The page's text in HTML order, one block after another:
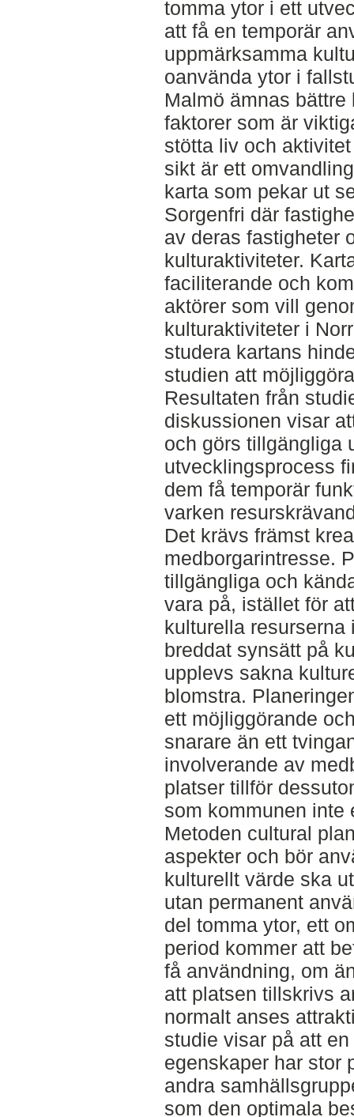
tomma ytor i ett
att få en temporär
uppmärksamma
oanvända ytor i
Malmö ämnas
faktorer som är
stötta liv och
sikt är ett
karta som pekar ut
Sorgenfri där
av deras fastigheter
kulturaktiviteter.
faciliterande och
aktörer som vill
kulturaktiviteter i
studera kartans
studien att
Resultaten från
diskussionen visar
och görs tillgängliga
utvecklingsprocess
dem få temporär
varken
Det krävs främst
medborgarintresse.
tillgängliga och
vara på, istället för
kulturella resurserna
breddat synsätt på
upplevs sakna
blomstra.
ett möjliggörande
snarare än ett
involverande av
platser tillför
som kommunen inte
Metoden cultural
aspekter och bör
kulturellt värde ska
utan permanent
del tomma ytor, ett
period kommer att
få användning, om
att platsen tillskrivs
normalt anses
studie visar på att
egenskaper har stor
andra
som den optimala